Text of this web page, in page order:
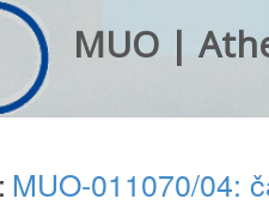
MUO |
MUO-011070/04: